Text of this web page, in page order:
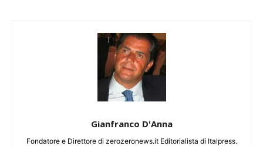
Gianfranco D'Anna
Fondatore e Direttore di zerozeronews.it Editorialista di Italpress.